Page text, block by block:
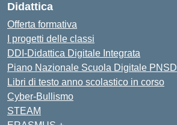
Didattica
Offerta formativa
I progetti delle classi
DDI-Didattica Digitale Integrata
Piano Nazionale Scuola Digitale PNSD
Libri di testo anno scolastico in corso
Cyber-Bullismo
STEAM